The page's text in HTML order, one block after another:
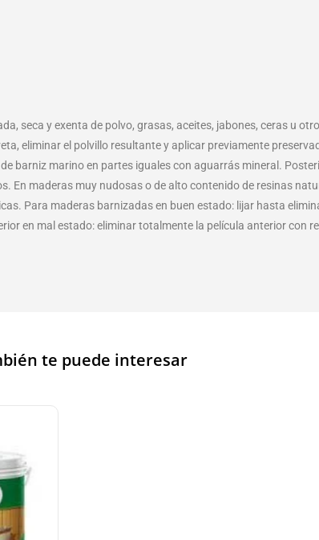
seca y exenta de polvo, grasas, aceites, jabones, ceras u
eliminar el polvillo resultante y aplicar previamente
barniz marino en partes iguales con aguarrás mineral.
En maderas muy nudosas o de alto contenido de resinas
Para maderas barnizadas en buen estado: lijar hasta
en mal estado: eliminar totalmente la película anterior con
te puede interesar